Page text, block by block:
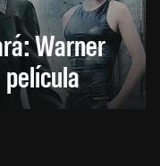
Warner